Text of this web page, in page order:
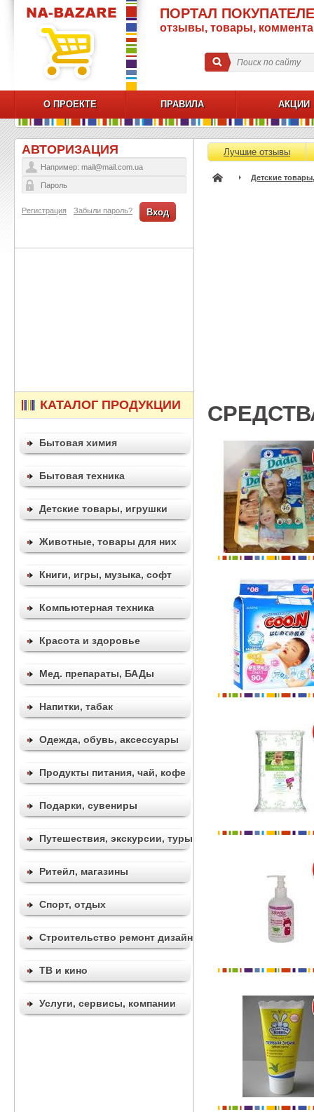
ПОРТАЛ
отзывы, товары,
О ПРОЕКТЕ ПРАВИЛА АКЦИИ
АВТОРИЗАЦИЯ
Вход
Забыли пароль?
Регистрация
КАТАЛОГ ПРОДУКЦИИ
Бытовая химия
Бытовая техника
Детские товары, игрушки
Животные, товары для них
Книги, игры, музыка, софт
Компьютерная техника
Красота и здоровье
Мед. препараты, БАДы
Напитки, табак
Одежда, обувь, аксессуары
Продукты питания, чай, кофе
Подарки, сувениры
Путешествия, экскурсии, туры
Ритейл, магазины
Спорт, отдых
Строительство ремонт дизайн
ТВ и кино
Услуги, сервисы, компании
Лучшие отзывы
Детские